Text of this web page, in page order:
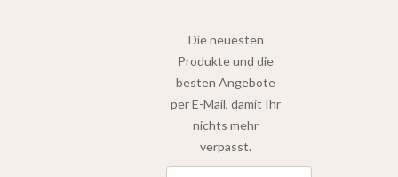
Die neuesten
Produkte und die
besten Angebote
per E-Mail, damit Ihr
nichts mehr
verpasst.